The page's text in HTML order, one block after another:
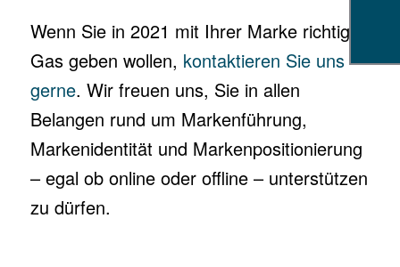
Wenn Sie in 2021 mit Ihrer Marke richtig
Gas geben wollen, kontaktieren Sie uns
gerne. Wir freuen uns, Sie in allen
Belangen rund um Markenführung,
Markenidentität und Markenpositionierung
– egal ob online oder offline – unterstützen
zu dürfen.